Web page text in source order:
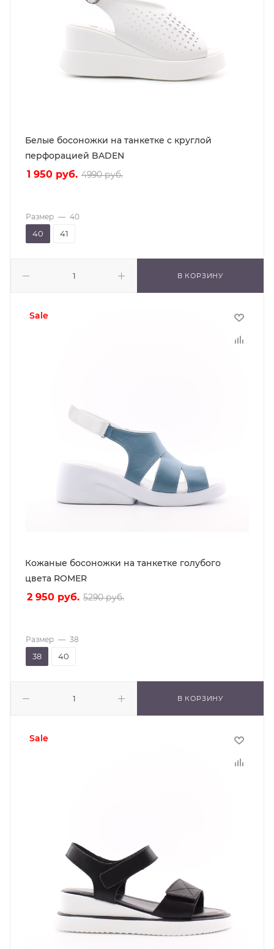
Белые босоножки на танкетке с круглой
перфорацией BADEN
1 950 руб. 4990руб.
В КОРЗИНУ
Размер — 40
40 41
sale
Кожаные босоножки на танкетке голубого
цвета ROMER
2 950 руб. 5290руб.
В КОРЗИНУ
Размер — 38
38 40
sale